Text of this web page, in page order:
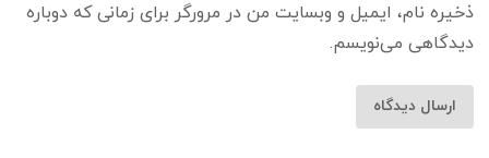
ذخیره نام، ایمیل و وبسایت من در مرورگر برای زمانی که دوباره
دیدگاهی می‌نویسم.